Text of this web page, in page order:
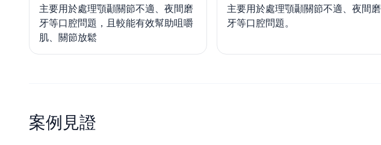
主要用於處理顎顳關節不適、夜間磨
牙等口腔問題，且較能有效幫助咀嚼
肌、關節放鬆
主要用於處理顎顳關節不適、夜間磨
牙等口腔問題。
案例見證